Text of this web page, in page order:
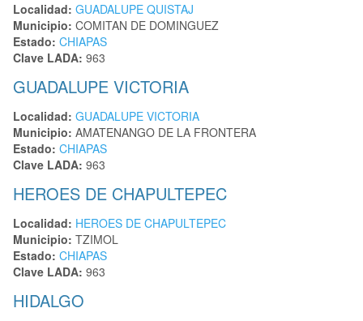
Localidad: GUADALUPE QUISTAJ
Municipio: COMITAN DE DOMINGUEZ
Estado: CHIAPAS
Clave LADA: 963
GUADALUPE VICTORIA
Localidad: GUADALUPE VICTORIA
Municipio: AMATENANGO DE LA FRONTERA
Estado: CHIAPAS
Clave LADA: 963
HEROES DE CHAPULTEPEC
Localidad: HEROES DE CHAPULTEPEC
Municipio: TZIMOL
Estado: CHIAPAS
Clave LADA: 963
HIDALGO